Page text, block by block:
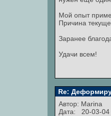
Мой опыт
Причина
Заранее
Удачи всем!
Re:
Автор: Marina
Дата: 20-03-04